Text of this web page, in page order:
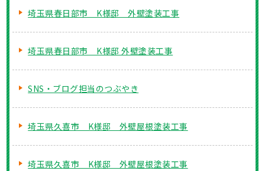
埼玉県春日部市 K様邸 外壁塗装工事
埼玉県春日部市 K様邸 外壁塗装工事
SNS・ブログ担当のつぶやき
埼玉県久喜市 K様邸 外壁屋根塗装工事
埼玉県久喜市 K様邸 外壁屋根塗装工事